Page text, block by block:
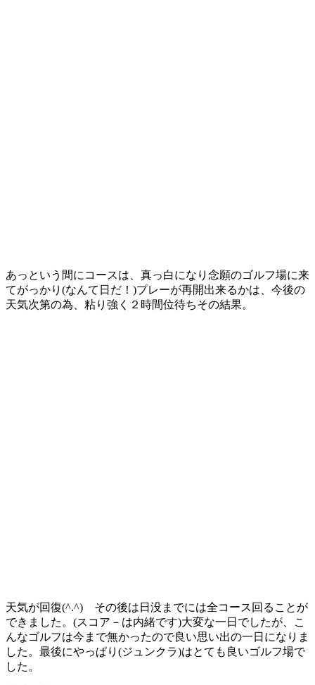
あっという間にコースは、真っ白になり念願のゴルフ場に来
てがっかり(なんて日だ！)プレーが再開出来るかは、今後の
天気次第の為、粘り強く２時間位待ちその結果。
天気が回復(^.^) その後は日没までには全コース回ることが
できました。(スコア－は内緒です)大変な一日でしたが、こ
んなゴルフは今まで無かったので良い思い出の一日になりま
した。最後にやっぱり(ジュンクラ)はとても良いゴルフ場で
した。